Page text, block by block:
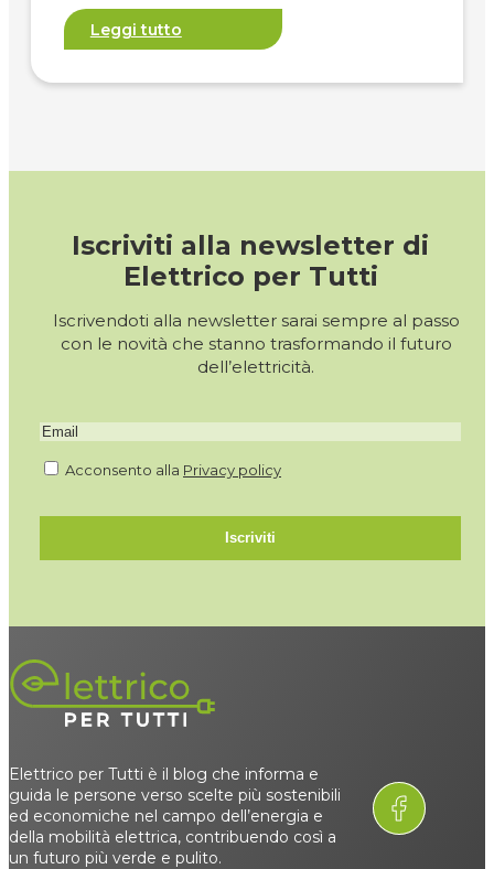
Leggi tutto
Iscriviti alla newsletter di
Elettrico per Tutti
Iscrivendoti alla newsletter sarai sempre al passo
con le novità che stanno trasformando il futuro
dell’elettricità.
Acconsento alla Privacy policy
Iscriviti
Elettrico per Tutti è il blog che informa e
guida le persone verso scelte più sostenibili
ed economiche nel campo dell’energia e
della mobilità elettrica, contribuendo così a
un futuro più verde e pulito.